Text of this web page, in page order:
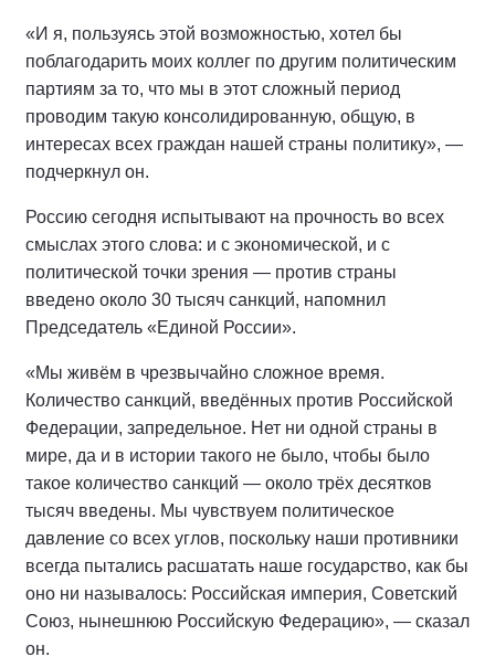
«И я, пользуясь этой возможностью, хотел бы
поблагодарить моих коллег по другим политическим
партиям за то, что мы в этот сложный период
проводим такую консолидированную, общую, в
интересах всех граждан нашей страны политику», —
подчеркнул он.
Россию сегодня испытывают на прочность во всех
смыслах этого слова: и с экономической, и с
политической точки зрения — против страны
введено около 30 тысяч санкций, напомнил
Председатель «Единой России».
«Мы живём в чрезвычайно сложное время.
Количество санкций, введённых против Российской
Федерации, запредельное. Нет ни одной страны в
мире, да и в истории такого не было, чтобы было
такое количество санкций — около трёх десятков
тысяч введены. Мы чувствуем политическое
давление со всех углов, поскольку наши противники
всегда пытались расшатать наше государство, как бы
оно ни называлось: Российская империя, Советский
Союз, нынешнюю Российскую Федерацию», — сказал
он.